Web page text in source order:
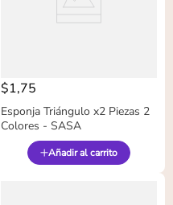
$1,75
Esponja Triángulo x2 Piezas 2
Colores - SASA
Añadir al carrito